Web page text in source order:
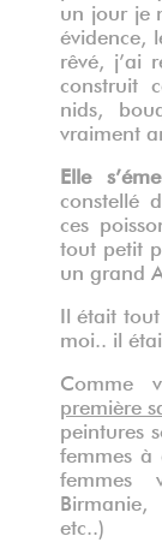
un jour je
évidence,
rêvé, j’ai
construit
nids,
vraiment
Elle
constellé
ces
tout petit
un grand
Il était
moi.. il
Comme
première
peintures
femmes à
femmes
etc..)